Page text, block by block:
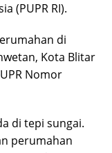
(PUPR RI).
di
Kota Blitar
Nomor
di tepi sungai.
perumahan